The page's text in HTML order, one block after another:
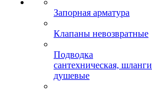
Запорная арматура
Клапаны невозвратные
Подводка
сантехническая, шланги
душевые